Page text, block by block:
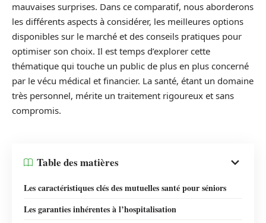
mauvaises surprises. Dans ce comparatif, nous aborderons
les différents aspects à considérer, les meilleures options
disponibles sur le marché et des conseils pratiques pour
optimiser son choix. Il est temps d’explorer cette
thématique qui touche un public de plus en plus concerné
par le vécu médical et financier. La santé, étant un domaine
très personnel, mérite un traitement rigoureux et sans
compromis.
Table des matières
Les caractéristiques clés des mutuelles santé pour séniors
Les garanties inhérentes à l’hospitalisation